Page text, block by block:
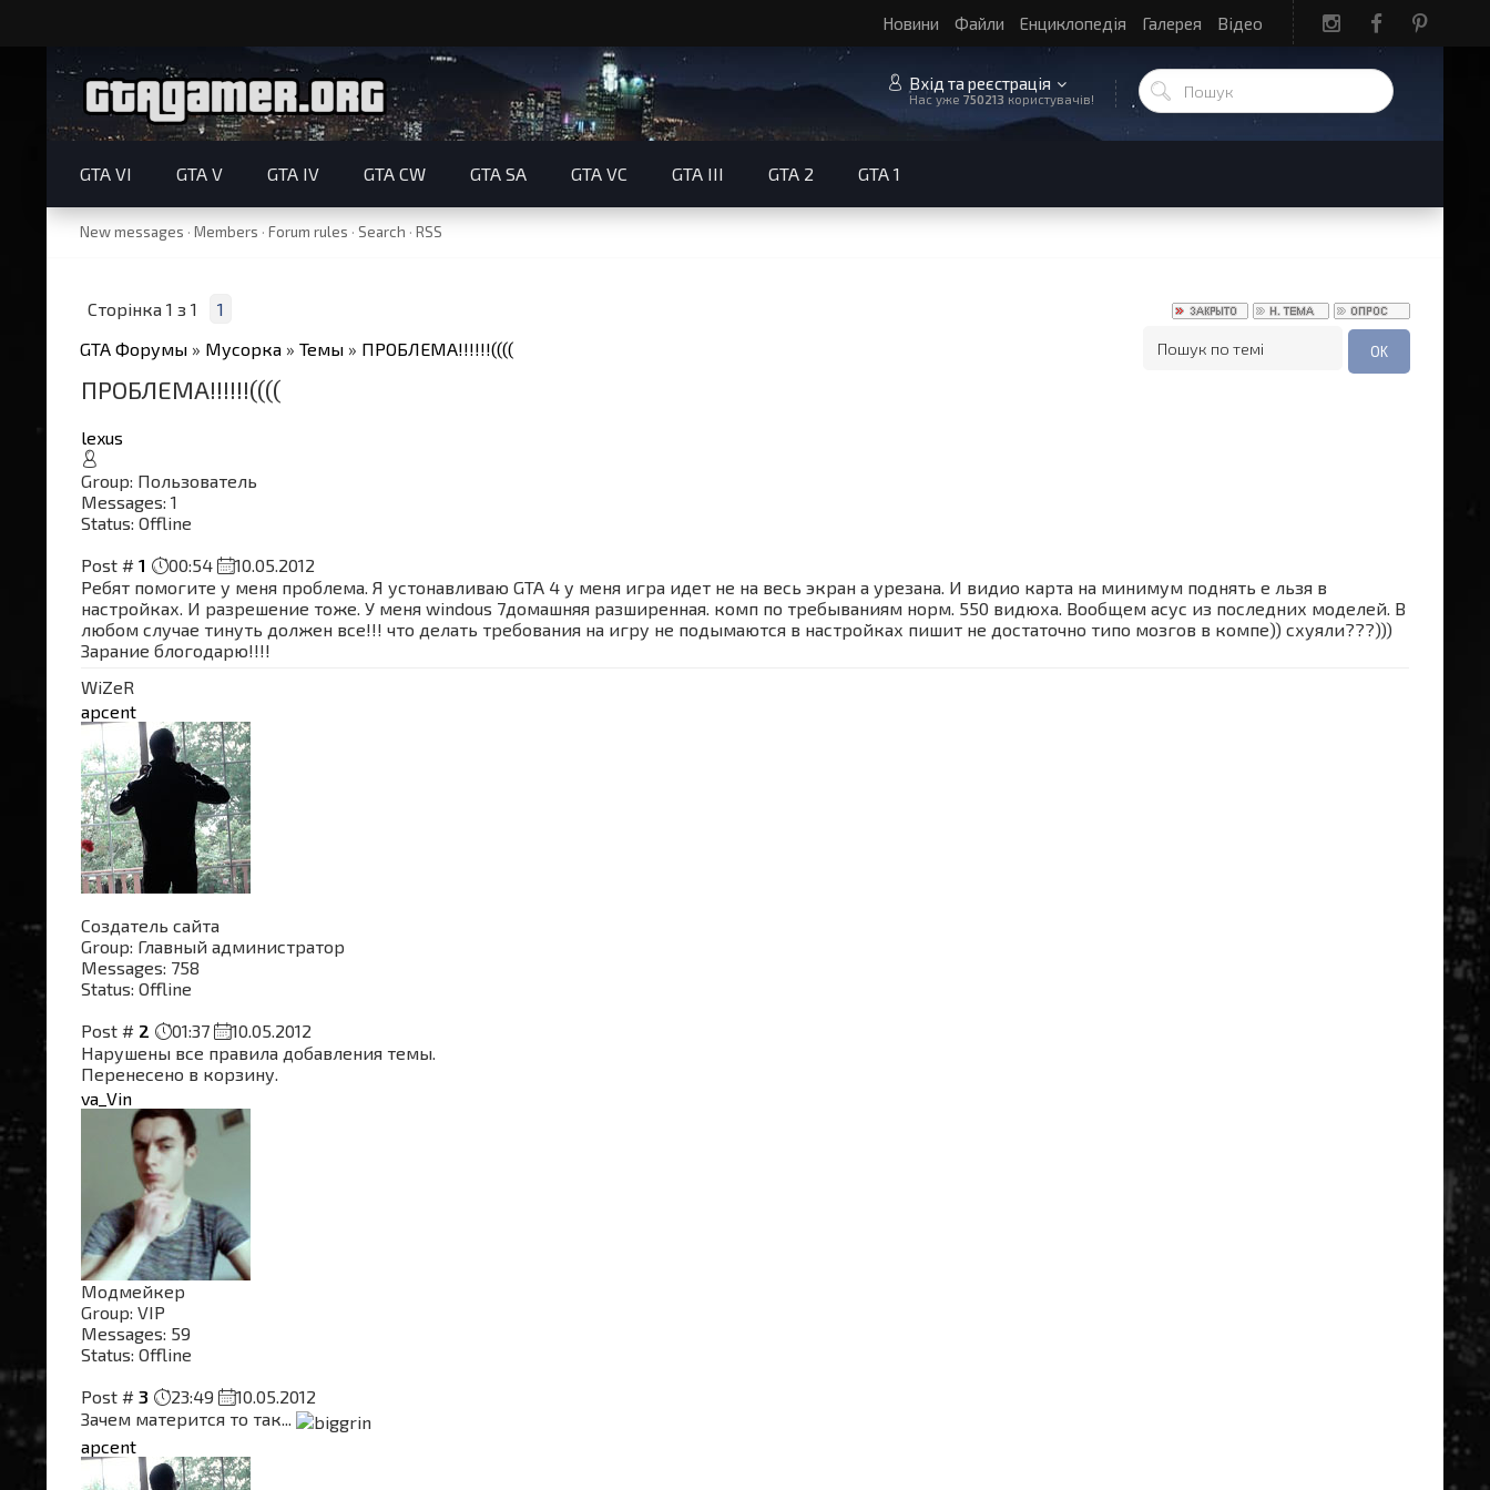
Новини Файли Енциклопедія Галерея Відео
Вхід та реєстрація
Нас уже 750213 користувачів!
GTA VI GTA V GTA IV GTA CW GTA SA GTA VC GTA III GTA 2 GTA 1
New messages · Members · Forum rules · Search · RSS
Сторінка 1 з 1
1
GTA Форумы » Мусорка » Темы » ПРОБЛЕМА!!!!!!((((
ПРОБЛЕМА!!!!!!((((
lexus
Group: Пользователь
Messages: 1
Status: Offline
Post # 1 00:54
10.05.2012
Ребят помогите у меня проблема. Я устонавливаю GTA 4 у меня игра идет не на весь экран а урезана. И видио карта на минимум поднять е льзя в
настройках. И разрешение тоже. У меня windous 7домашняя разширенная. комп по требываниям норм. 550 видюха. Вообщем асус из последних моделей. В
любом случае тинуть должен все!!! что делать требования на игру не подымаются в настройках пишит не достаточно типо мозгов в компе)) схуяли???)))
Зарание блогодарю!!!!
WiZeR
apcent
Создатель сайта
Group: Главный администратор
Messages: 758
Status: Offline
Post # 2 01:37
10.05.2012
Нарушены все правила добавления темы.
Перенесено в корзину.
va_Vin
Модмейкер
Group: VIP
Messages: 59
Status: Offline
Post # 3 23:49
10.05.2012
Зачем матерится то так...
apcent